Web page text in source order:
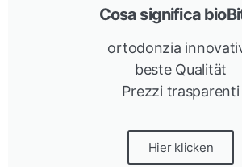
Cosa significa
ortodonzia
beste Qualität
Prezzi trasparenti
Hier klicken